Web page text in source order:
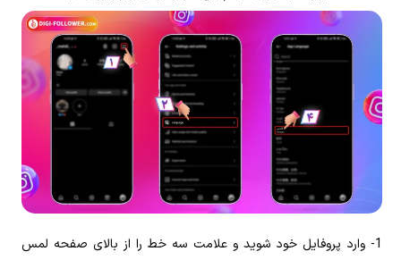
1- وارد پروفایل خود شوید و علامت سه خط را از بالای صفحه لمس